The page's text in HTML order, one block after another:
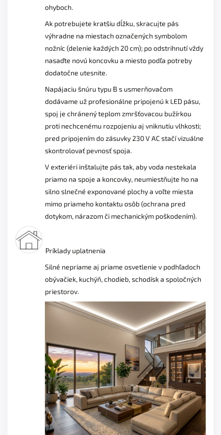
ohyboch.
Ak potrebujete kratšiu dĺžku, skracujte pás
výhradne na miestach označených symbolom
nožníc (delenie každých 20 cm); po odstrihnutí vždy
nasaďte novú koncovku a miesto podľa potreby
dodatočne utesnite.
Napájaciu šnúru typu B s usmerňovačom
dodávame už profesionálne pripojenú k LED pásu,
spoj je chránený teplom zmršťovacou bužírkou
proti nechcenému rozpojeniu aj vniknutiu vlhkosti;
pred pripojením do zásuvky 230 V AC stačí vizuálne
skontrolovať pevnosť spoja.
V exteriéri inštalujte pás tak, aby voda nestekala
priamo na spoje a koncovky, neumiestňujte ho na
silno slnečné exponované plochy a voľte miesta
mimo priameho kontaktu osôb (ochrana pred
dotykom, nárazom či mechanickým poškodením).
Príklady uplatnenia
Silné nepriame aj priame osvetlenie v podhľadoch
obývačiek, kuchýň, chodieb, schodísk a spoločných
priestorov.